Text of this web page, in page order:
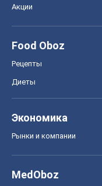
Акции
Food Oboz
Рецепты
Диеты
Экономика
Рынки и компании
MedOboz